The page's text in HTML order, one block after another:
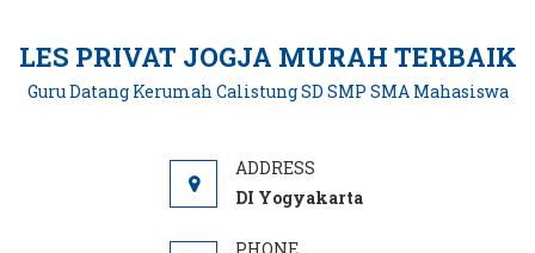
content
LES PRIVAT JOGJA MURAH TERBAIK
Guru Datang Kerumah Calistung SD SMP SMA Mahasiswa
DI Yogyakarta